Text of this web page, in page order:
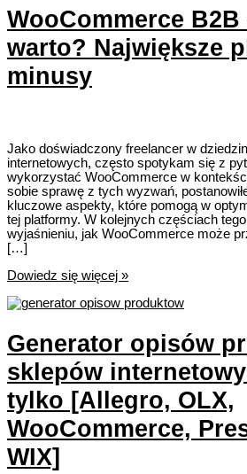
WooCommerce B2B
warto? Największe
minusy
Jako doświadczony freelancer w
internetowych, często spotykam się z
wykorzystać WooCommerce w
sobie sprawę z tych wyzwań,
kluczowe aspekty, które pomogą w
tej platformy. W kolejnych częściach
wyjaśnieniu, jak WooCommerce może
[…]
WooCommerce
–
Największe
plusy
i
minusy
Dowiedz się więcej »
Generator opisów
sklepów
tylko [Allegro, OLX,
WooCommerce,
WIX]